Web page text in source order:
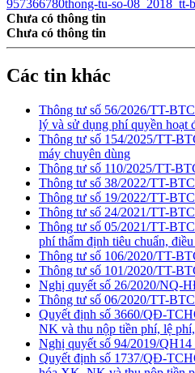
957366780thong-tu-so-08_2018_tt-
Chưa có thông tin
Chưa có thông tin
Các tin khác
Thông tư số 56/2026/TT-
lý và sử dụng phí quyền hoạt
Thông tư số 154/2025/TT-
máy chuyên dùng
Thông tư số 110/2025/TT-
Thông tư số 38/2022/TT-
Thông tư số 19/2022/TT-
Thông tư số 24/2021/TT-
Thông tư số 05/2021/TT-
phí thẩm định tiêu chuẩn,
Thông tư số 106/2020/TT-
Thông tư số 101/2020/TT-
Nghị quyết số 26/2020/NQ-
Thông tư số 06/2020/TT-
Quyết định số 3660/QĐ-
NK và thu nộp tiền phí, lệ
Nghị quyết số 94/2019/QH14
Quyết định số 1737/QĐ-